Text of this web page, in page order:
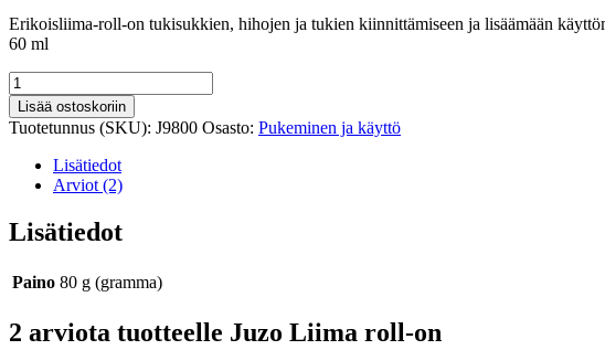
Erikoisliima-roll-on tukisukkien, hihojen ja tukien kiinnittämiseen ja lisäämään
60 ml
Juzo
Liima
roll-
on
määrä
Lisää ostoskoriin
Tuotetunnus (SKU): J9800 Osasto: Pukeminen ja käyttö
Lisätiedot
Arviot (2)
Lisätiedot
Paino 80 g (gramma)
2 arviota tuotteelle Juzo Liima roll-on